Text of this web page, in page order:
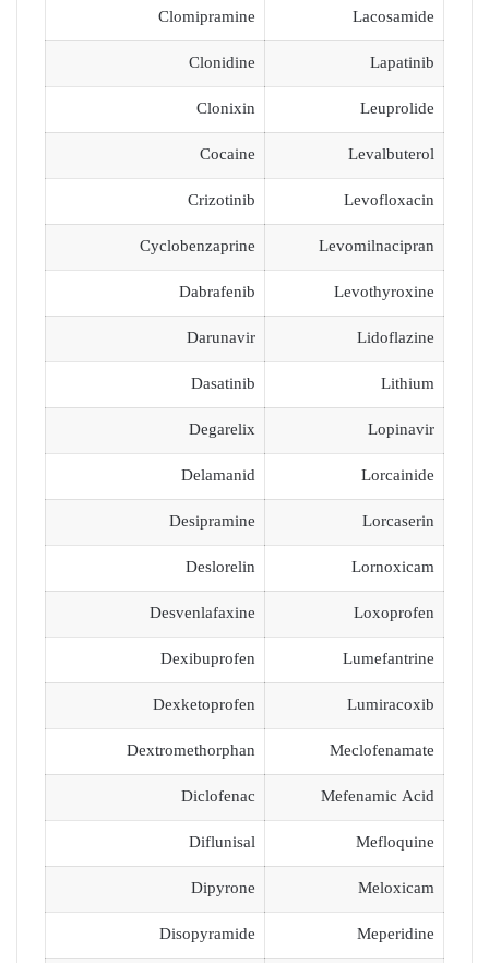
Lacosamide
Clomipramine
Lapatinib
Clonidine
Leuprolide
Clonixin
Levalbuterol
Cocaine
Levofloxacin
Crizotinib
Levomilnacipran
Cyclobenzaprine
Levothyroxine
Dabrafenib
Lidoflazine
Darunavir
Lithium
Dasatinib
Lopinavir
Degarelix
Lorcainide
Delamanid
Lorcaserin
Desipramine
Lornoxicam
Deslorelin
Loxoprofen
Desvenlafaxine
Lumefantrine
Dexibuprofen
Lumiracoxib
Dexketoprofen
Meclofenamate
Dextromethorphan
Mefenamic Acid
Diclofenac
Mefloquine
Diflunisal
Meloxicam
Dipyrone
Meperidine
Disopyramide